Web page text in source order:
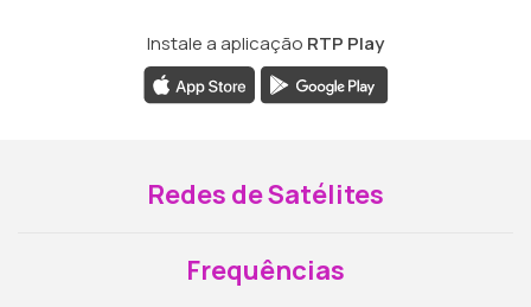
Instale a aplicação RTP Play
Redes de Satélites
Frequências